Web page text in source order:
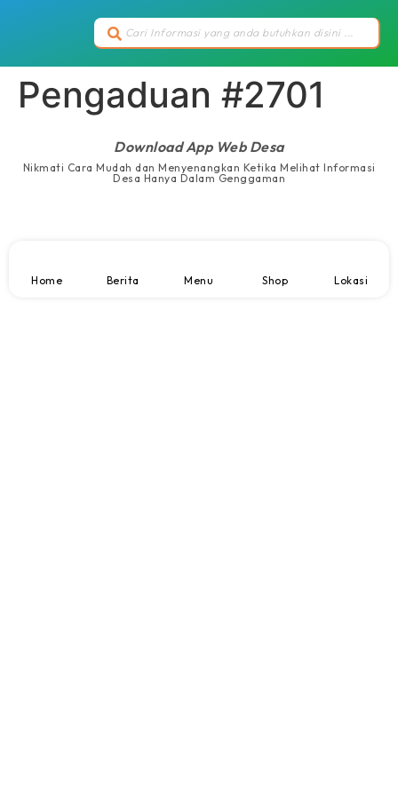
Pengaduan #2701
Download App Web Desa
Nikmati Cara Mudah dan Menyenangkan Ketika Melihat Informasi
Desa Hanya Dalam Genggaman
Home Berita Menu Shop Lokasi